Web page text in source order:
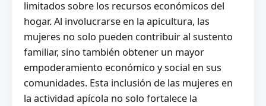
limitados sobre los recursos económicos del
hogar. Al involucrarse en la apicultura, las
mujeres no solo pueden contribuir al sustento
familiar, sino también obtener un mayor
empoderamiento económico y social en sus
comunidades. Esta inclusión de las mujeres en
la actividad apícola no solo fortalece la